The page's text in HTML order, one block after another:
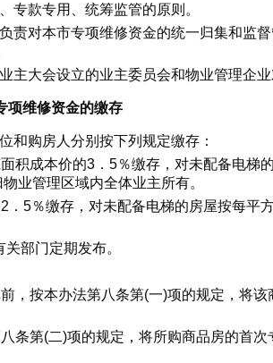
专款专用、统筹监管的原则。
对本市专项维修资金的统一归集和监
大会设立的业主委员会和物业管理企业
项维修资金的缴存
和购房人分别按下列规定缴存：
积成本价的3．5％缴存，对未配备电梯
业管理区域内全体业主所有。
5％缴存，对未配备电梯的房屋按每平
部门定期发布。
，按本办法第八条第(一)项的规定，将
条第(二)项的规定，将所购商品房的首